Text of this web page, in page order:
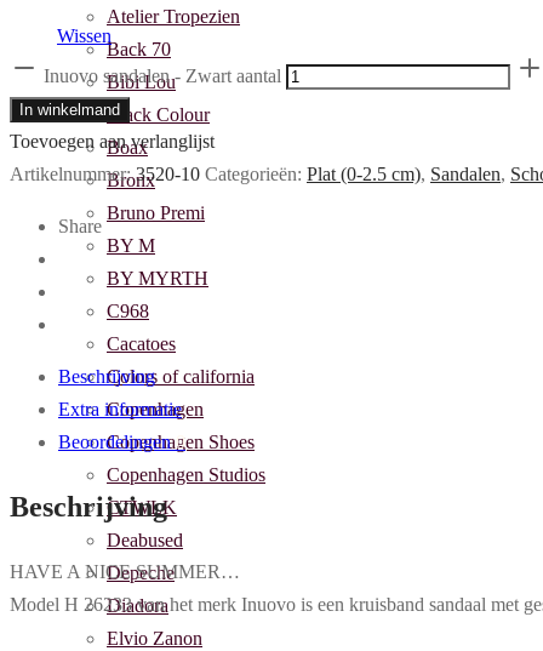
Atelier Tropezien
Back 70
Bibi Lou
Black Colour
Boax
Bronx
Bruno Premi
BY M
BY MYRTH
C968
Cacatoes
Colors of california
Copenhagen
Copenhagen Shoes
Copenhagen Studios
CTWLK
Deabused
Depeche
Diadora
Elvio Zanon
Wissen
Inuovo sandalen - Zwart aantal
In winkelmand
Toevoegen aan verlanglijst
Artikelnummer:3520-10 Categorieën: Plat (0-2.5 cm), Sandalen,
Share
Beschrijving
Extra informatie
Beoordelingen0
Beschrijving
HAVE A NICE SUMMER…
Model H 26233 van het merk Inuovo is een kruisband sandaal met